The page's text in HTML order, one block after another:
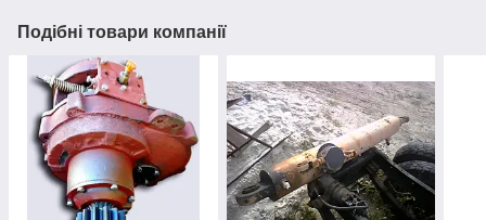
Подібні товари компанії